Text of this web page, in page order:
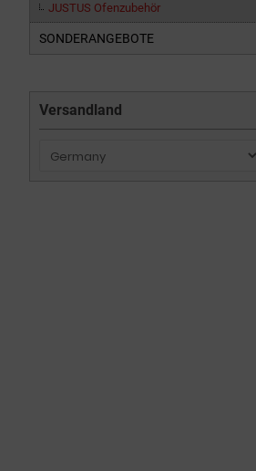
JUSTUS Ofenzubehör
SONDERANGEBOTE
Versandland